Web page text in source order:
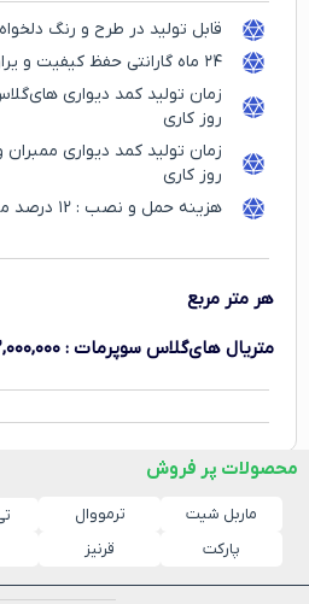
قابل تولید در طرح و رنگ دلخواه
۲۴ ماه گارانتی حفظ کیفیت و یراق آلات
روز کاری
روز کاری
هزینه حمل و نصب : ۱2 درصد مبلغ فاکتور
هر متر مربع
متریال های‌گلاس سوپرمات :
محصولات پر فروش
ماربل شیت ترمووال
پارکت
قرنیز